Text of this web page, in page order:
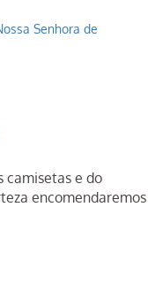
Senhora de
camisetas e do
encomendaremos